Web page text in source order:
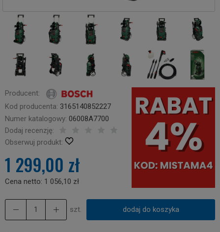
Producent:
Kod producenta: 3165140852227
Numer katalogowy: 06008A7700
Dodaj recenzję:
Obserwuj produkt:
1 299,00 zł
Cena netto: 1 056,10 zł
szt. dodaj do koszyka